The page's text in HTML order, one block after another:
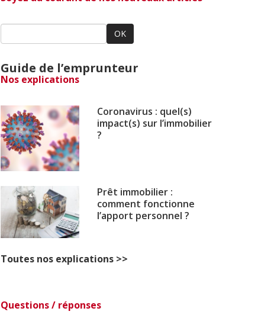
OK
Guide de l’emprunteur
Nos explications
Coronavirus : quel(s)
impact(s) sur l’immobilier
?
Prêt immobilier :
comment fonctionne
l’apport personnel ?
Toutes nos explications >>
Questions / réponses